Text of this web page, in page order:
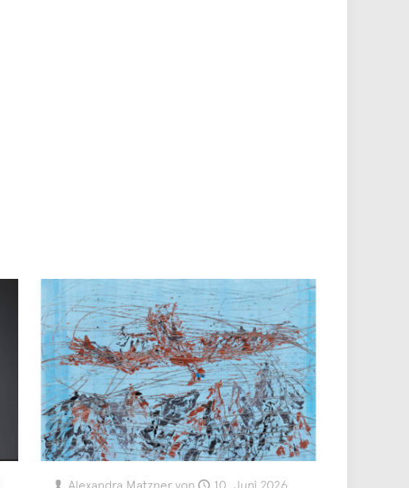
Alexandra Matznervon 10. Juni 2026